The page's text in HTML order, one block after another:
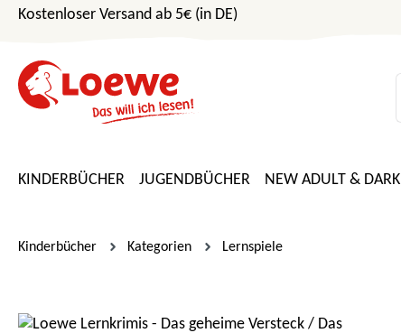
Hauptinhalt springen
Zur Suche springen
Zur Hauptnavigation springen
Kostenloser Versand ab 5€ (in DE)
KINDERBÜCHER JUGENDBÜCHER NEW ADULT & DARK
Kinderbücher Kategorien Lernspiele
Bildergalerie überspringen